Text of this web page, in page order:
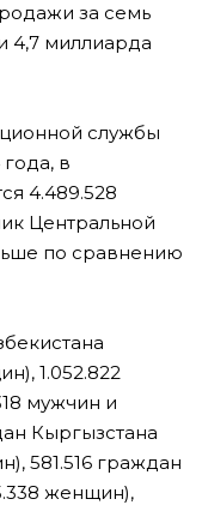
за семь
4,7 миллиарда
службы
в
4.489.528
Центральной
по сравнению
1.052.822
мужчин и
Кыргызстана
581.516 граждан
женщин),